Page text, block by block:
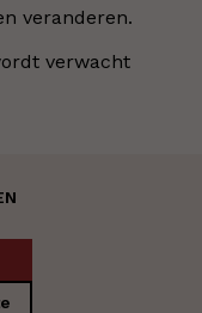
veranderen.
verwacht